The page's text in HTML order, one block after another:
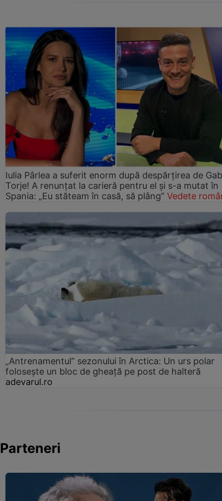
Iulia Pârlea a suferit enorm după despărțirea de
Torje! A renunțat la carieră pentru el și s-a mutat în
Spania: „Eu stăteam în casă, să plâng” Vedete
„Antrenamentul” sezonului în Arctica: Un urs polar
folosește un bloc de gheață pe post de halteră
adevarul.ro
Parteneri